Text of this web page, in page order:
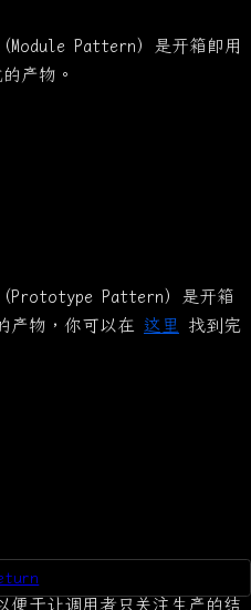
Pattern）是开箱即用
产物。
Prototype Pattern）是开箱
产物，你可以在 这里 找到完
Factory Pattern）就是使用
便于让调用者只关注生产的结